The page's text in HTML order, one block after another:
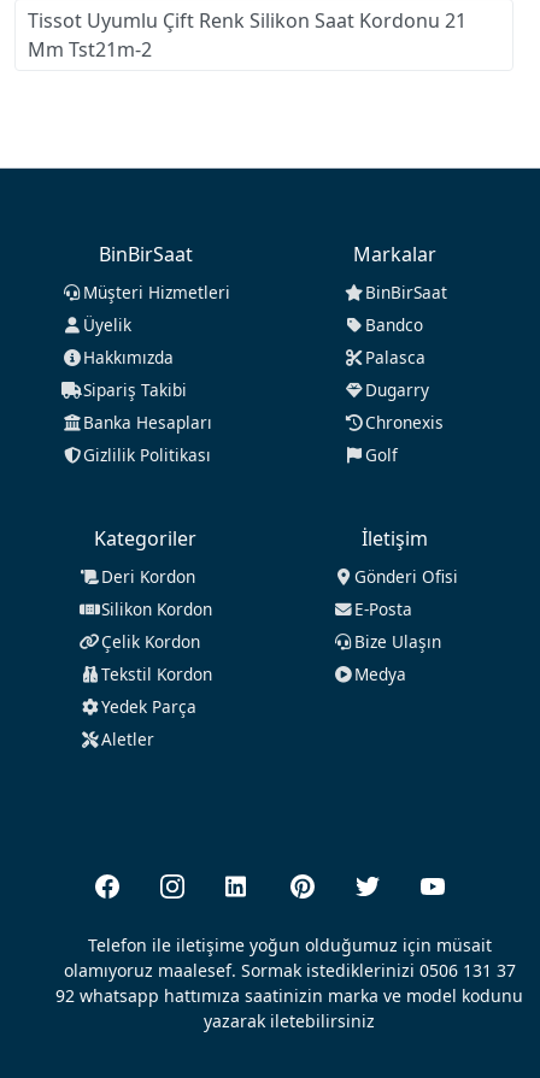
Tissot Uyumlu Çift Renk Silikon Saat Kordonu 21
Mm Tst21m-2
BinBirSaat
Müşteri Hizmetleri
Üyelik
Hakkımızda
Sipariş Takibi
Banka Hesapları
Gizlilik Politikası
Markalar
BinBirSaat
Bandco
Palasca
Dugarry
Chronexis
Golf
Kategoriler
Deri Kordon
Silikon Kordon
Çelik Kordon
Tekstil Kordon
Yedek Parça
Aletler
İletişim
Gönderi Ofisi
E-Posta
Bize Ulaşın
Medya
Telefon ile iletişime yoğun olduğumuz için müsait
olamıyoruz maalesef. Sormak istediklerinizi 0506 131 37
92 whatsapp hattımıza saatinizin marka ve model kodunu
yazarak iletebilirsiniz